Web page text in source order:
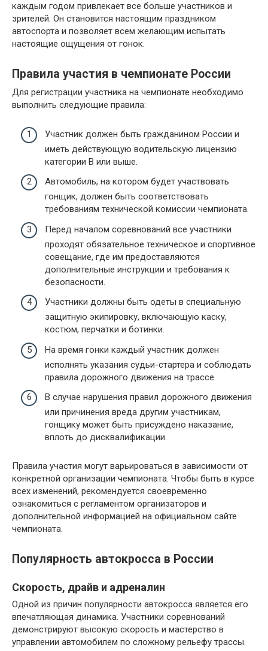
каждым годом привлекает все больше участников и
зрителей. Он становится настоящим праздником
автоспорта и позволяет всем желающим испытать
настоящие ощущения от гонок.
Правила участия в чемпионате России
Для регистрации участника на чемпионате необходимо
выполнить следующие правила:
Участник должен быть гражданином России и
иметь действующую водительскую лицензию
категории B или выше.
Автомобиль, на котором будет участвовать
гонщик, должен быть соответствовать
требованиям технической комиссии чемпионата.
Перед началом соревнований все участники
проходят обязательное техническое и спортивное
совещание, где им предоставляются
дополнительные инструкции и требования к
безопасности.
Участники должны быть одеты в специальную
защитную экипировку, включающую каску,
костюм, перчатки и ботинки.
На время гонки каждый участник должен
исполнять указания судьи-стартера и соблюдать
правила дорожного движения на трассе.
В случае нарушения правил дорожного движения
или причинения вреда другим участникам,
гонщику может быть присуждено наказание,
вплоть до дисквалификации.
Правила участия могут варьироваться в зависимости от
конкретной организации чемпионата. Чтобы быть в курсе
всех изменений, рекомендуется своевременно
ознакомиться с регламентом организаторов и
дополнительной информацией на официальном сайте
чемпионата.
Популярность автокросса в России
Скорость, драйв и адреналин
Одной из причин популярности автокросса является его
впечатляющая динамика. Участники соревнований
демонстрируют высокую скорость и мастерство в
управлении автомобилем по сложному рельефу трассы.